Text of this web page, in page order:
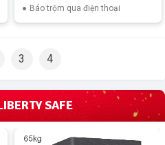
Báo trộm qua điện thoại
3 4
SAFE